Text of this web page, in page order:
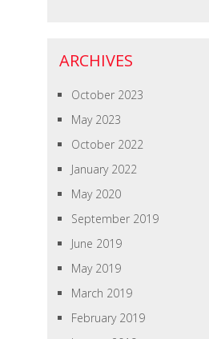
ARCHIVES
October 2023
May 2023
October 2022
January 2022
May 2020
September 2019
June 2019
May 2019
March 2019
February 2019